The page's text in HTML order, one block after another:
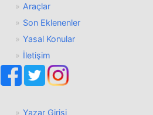
Araçlar
Son Eklenenler
Yasal Konular
İletişim
Yazar Girişi